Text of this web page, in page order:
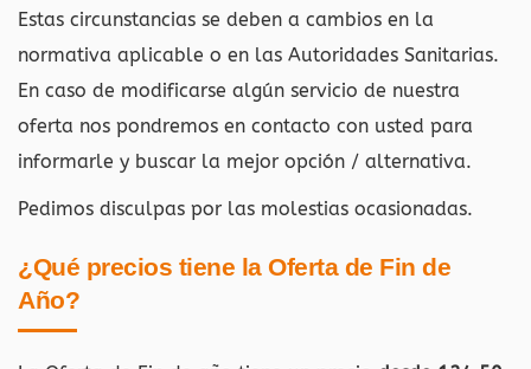
Estas circunstancias se deben a cambios en la
normativa aplicable o en las Autoridades Sanitarias.
En caso de modificarse algún servicio de nuestra
oferta nos pondremos en contacto con usted para
informarle y buscar la mejor opción / alternativa.
Pedimos disculpas por las molestias ocasionadas.
¿Qué precios tiene la Oferta de Fin de
Año?